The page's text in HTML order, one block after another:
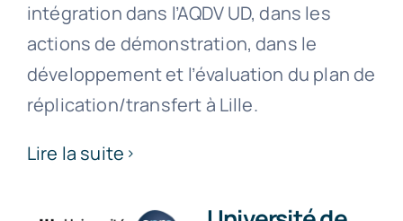
intégration dans l’AQDV UD, dans les
actions de démonstration, dans le
développement et l’évaluation du plan de
réplication/transfert à Lille.
Lire la suite